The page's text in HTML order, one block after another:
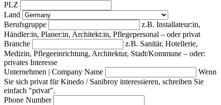
PLZ
Land
Berufsgruppe
z.B. Installateur:in,
Händler:in, Planer:in, Architekt:in, Pflegepersonal – oder privat
Branche
z.B. Sanitär, Hotellerie,
Medizin, Pflegeeinrichtung, Architektur, Stadt/Kommune – oder:
privates Interesse
Unternehmen | Company Name
Wenn
Sie sich privat für Kinedo / Sanibroy interessieren, schreiben Sie
einfach "privat".
Phone Number